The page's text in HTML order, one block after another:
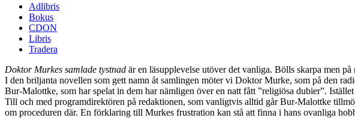
Adlibris
Bokus
CDON
Libris
Tradera
Doktor Murkes samlade tystnad är en läsupplevelse utöver det vanliga. Bölls skarpa men
I den briljanta novellen som gett namn åt samlingen möter vi Doktor Murke, som på den
Bur-Malottke, som har spelat in dem har nämligen över en natt fått ”religiösa dubier”.
Till och med programdirektören på redaktionen, som vanligtvis alltid går Bur-Malottke
om proceduren där. En förklaring till Murkes frustration kan stå att finna i hans ovanliga